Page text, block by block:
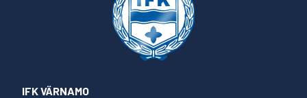
IFK VÄRNAMO